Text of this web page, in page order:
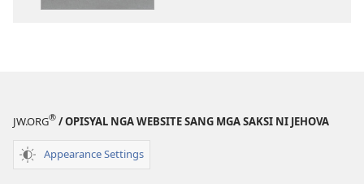
nga Badbad
JW.ORG® / OPISYAL NGA WEBSITE SANG MGA SAKSI NI JEHOVA
Appearance Settings